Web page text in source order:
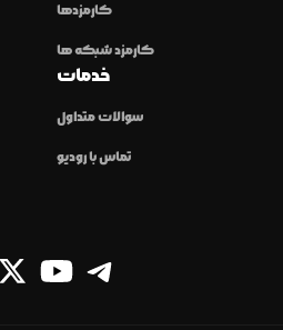
کارمزدها
کارمزد شبکه ها
خدمات
سوالات متداول
تماس با رودیو